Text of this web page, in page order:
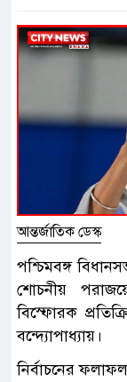
আন্তর্জাতিক ডেস্ক
পশ্চিমবঙ্গ
শোচনীয়
বিস্ফোরক
বন্দ্যোপাধ্যায়।
নির্বাচনের